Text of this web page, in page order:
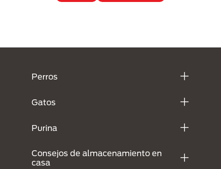
Perros
Gatos
Purina
Consejos de almacenamiento en
casa